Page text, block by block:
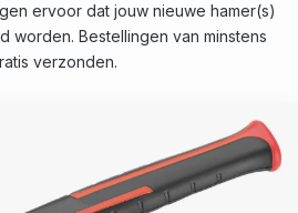
ervoor dat jouw nieuwe hamer(s)
worden. Bestellingen van minstens
verzonden.